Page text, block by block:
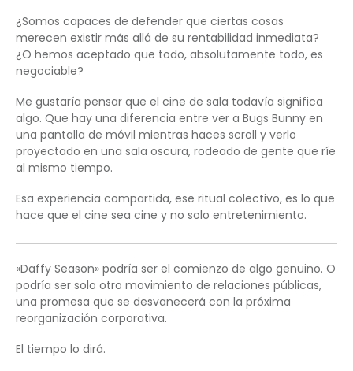
¿Somos capaces de defender que ciertas cosas
merecen existir más allá de su rentabilidad inmediata?
¿O hemos aceptado que todo, absolutamente todo, es
negociable?
Me gustaría pensar que el cine de sala todavía significa
algo. Que hay una diferencia entre ver a Bugs Bunny en
una pantalla de móvil mientras haces scroll y verlo
proyectado en una sala oscura, rodeado de gente que ríe
al mismo tiempo.
Esa experiencia compartida, ese ritual colectivo, es lo que
hace que el cine sea cine y no solo entretenimiento.
«Daffy Season» podría ser el comienzo de algo genuino. O
podría ser solo otro movimiento de relaciones públicas,
una promesa que se desvanecerá con la próxima
reorganización corporativa.
El tiempo lo dirá.